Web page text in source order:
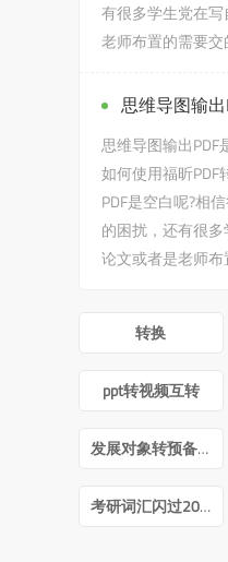
有很多学生党在
老师布置的需要
思维导图输出
思维导图输出
如何使用福昕PDF
PDF是空白呢?相
的困扰，还有很
论文或者是老师
转换
ppt转视频互转
发展对象转预备党员答辩ppt
考研词汇闪过2022版PDF